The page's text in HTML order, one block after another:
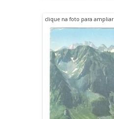
clique na foto para ampliar